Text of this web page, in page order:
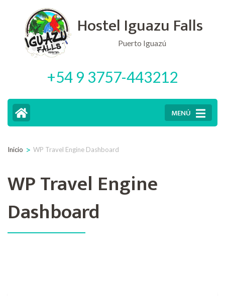
contenido
(presiona
Intro)
Hostel Iguazu Falls
Puerto Iguazú
+54 9 3757-443212
MENÚ
Inicio > WP Travel Engine Dashboard
WP Travel Engine
Dashboard